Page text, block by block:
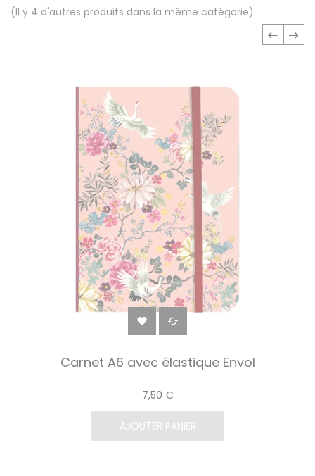
(Il y 4 d'autres produits dans la même catégorie)
 
Carnet A6 avec élastique Envol
7,50 €
AJOUTER PANIER